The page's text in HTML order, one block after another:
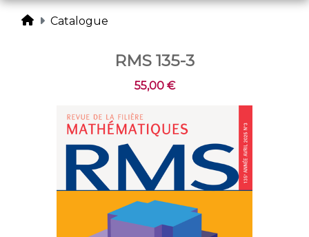
Catalogue
RMS 135-3
55,00 €